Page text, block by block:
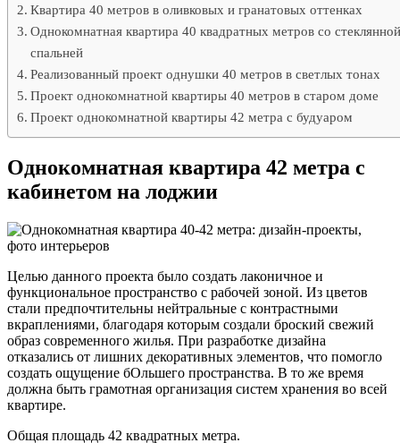
Квартира 40 метров в оливковых и гранатовых оттенках
Однокомнатная квартира 40 квадратных метров со
спальней
Реализованный проект однушки 40 метров в светлых тонах
Проект однокомнатной квартиры 40 метров в старом доме
Проект однокомнатной квартиры 42 метра с будуаром
Однокомнатная квартира 42 метра с
кабинетом на лоджии
Целью данного проекта было создать лаконичное и
функциональное пространство с рабочей зоной. Из цветов
стали предпочтительны нейтральные с контрастными
вкраплениями, благодаря которым создали броский свежий
образ современного жилья. При разработке дизайна
отказались от лишних декоративных элементов, что помогло
создать ощущение бОльшего пространства. В то же время
должна быть грамотная организация систем хранения во всей
квартире.
Общая площадь 42 квадратных метра.